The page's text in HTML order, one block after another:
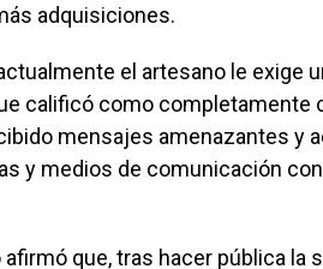
adquisiciones.
el artesano le exige
calificó como completamente
mensajes amenazantes y
y medios de comunicación
que, tras hacer pública la